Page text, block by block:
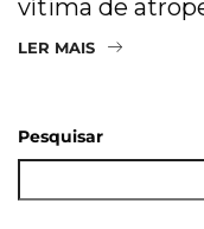
vítima de
LER MAIS
Pesquisar